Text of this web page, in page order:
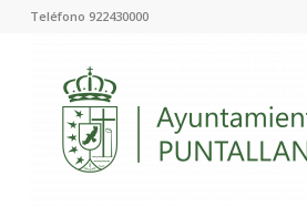
Teléfono 922430000